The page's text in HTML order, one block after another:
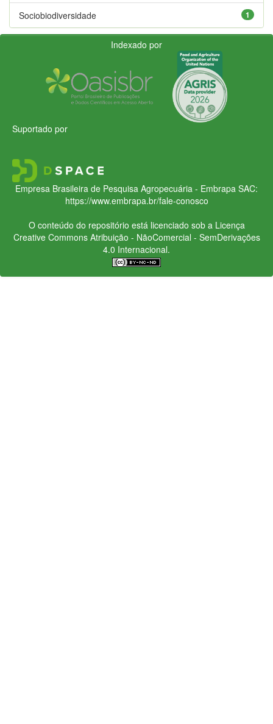
1
Sociobiodiversidade
Indexado por
Suportado por
Empresa Brasileira de Pesquisa Agropecuária - Embrapa SAC:
https://www.embrapa.br/fale-conosco
O conteúdo do repositório está licenciado sob a Licença
Creative CommonsAtribuição - NãoComercial - SemDerivações
4.0 Internacional.